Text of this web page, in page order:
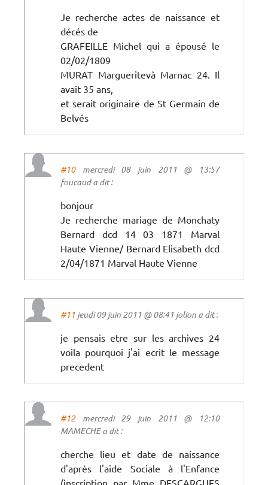
Je recherche actes de naissance et
décés de
GRAFEILLE Michel qui a épousé le
02/02/1809
MURAT Margueritevà Marnac 24. Il
avait 35 ans,
et serait originaire de St Germain de
Belvés
#10mercredi 08 juin 2011 @ 13:57
foucaud a dit :
bonjour
Je recherche mariage de Monchaty
Bernard dcd 14 03 1871 Marval
Haute Vienne/ Bernard Elisabeth dcd
2/04/1871 Marval Haute Vienne
#11 jeudi 09 juin 2011 @ 08:41 jolion a dit :
je pensais etre sur les archives 24
voila pourquoi j'ai ecrit le message
precedent
#12mercredi 29 juin 2011 @ 12:10
MAMECHE a dit :
cherche lieu et date de naissance
d'après l'aide Sociale à l'Enfance
(inscription par Mme DESCARGUES